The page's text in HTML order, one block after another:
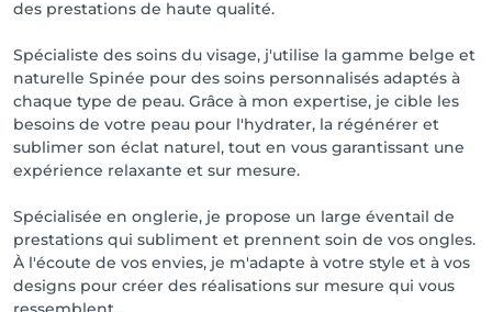
des prestations de haute qualité.
Spécialiste des soins du visage, j'utilise la gamme belge et
naturelle Spinée pour des soins personnalisés adaptés à
chaque type de peau. Grâce à mon expertise, je cible les
besoins de votre peau pour l'hydrater, la régénérer et
sublimer son éclat naturel, tout en vous garantissant une
expérience relaxante et sur mesure.
Spécialisée en onglerie, je propose un large éventail de
prestations qui subliment et prennent soin de vos ongles.
À l'écoute de vos envies, je m'adapte à votre style et à vos
designs pour créer des réalisations sur mesure qui vous